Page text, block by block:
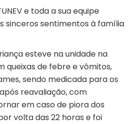
e toda a sua equipe
sinceros sentimentos à família
esteve na unidade na
queixas de febre e vômitos,
sendo medicada para os
reavaliação, com
em caso de piora dos
volta das 22 horas e foi